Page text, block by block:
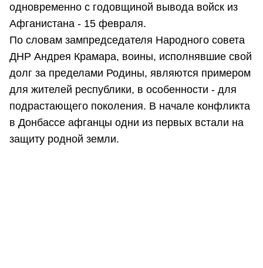
одновременно с годовщиной вывода войск из
Афганистана - 15 февраля.
По словам зампредседателя Народного совета
ДНР Андрея Крамара, воины, исполнявшие свой
долг за пределами Родины, являются примером
для жителей республики, в особенности - для
подрастающего поколения. В начале конфликта
в Донбассе афганцы одни из первых встали на
защиту родной земли.